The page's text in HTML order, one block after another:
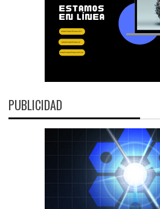
PUBLICIDAD